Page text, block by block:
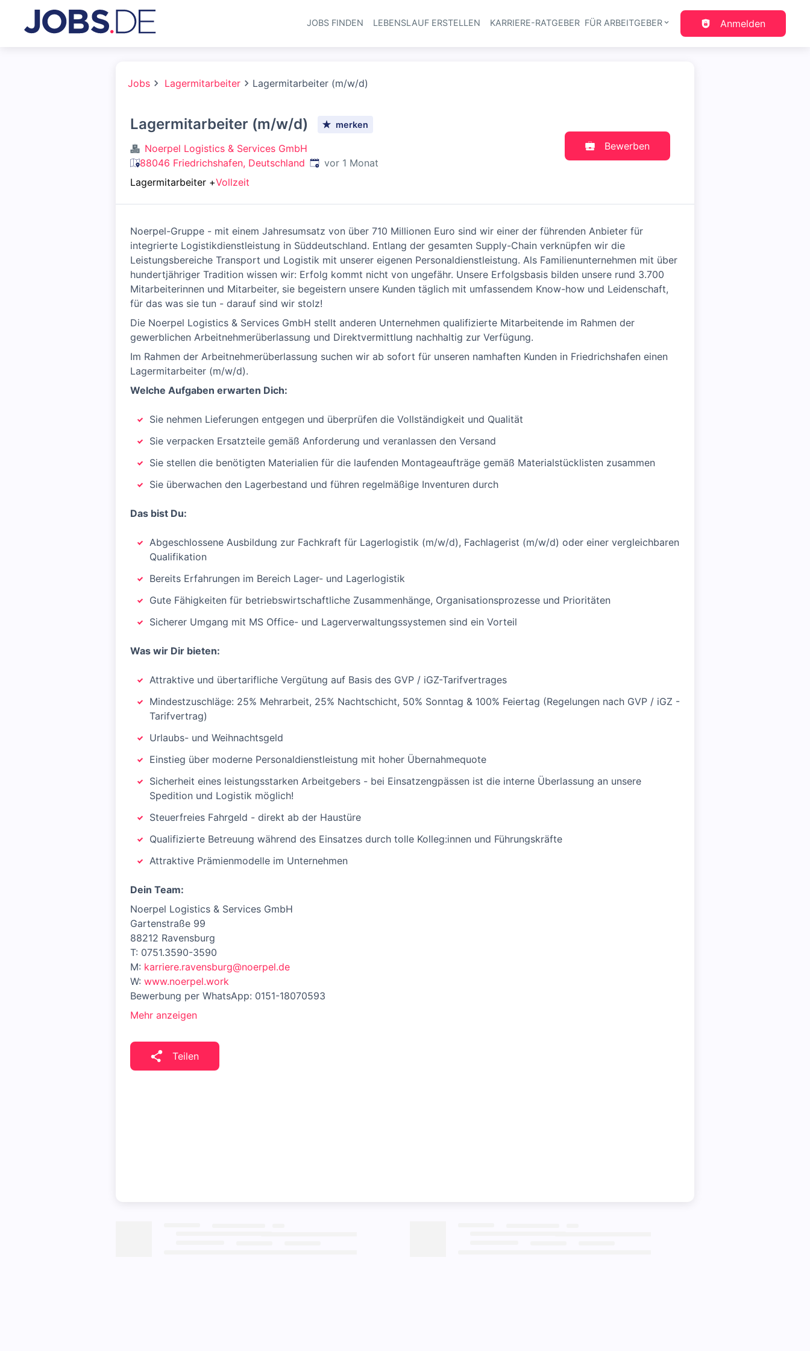
Haupt-Navigation
JOBS FINDEN LEBENSLAUF ERSTELLEN KARRIERE-RATGEBER FÜR ARBEITGEBER Anmelden
Jobs Lagermitarbeiter Lagermitarbeiter (m/w/d)
Lagermitarbeiter (m/w/d) merken
Noerpel Logistics & Services GmbH
88046 Friedrichshafen, Deutschland Veröffentlicht:
vor 1 Monat
Lagermitarbeiter +Vollzeit
Bewerben
Noerpel-Gruppe - mit einem Jahresumsatz von über 710 Millionen Euro sind wir einer der führenden Anbieter für
integrierte Logistikdienstleistung in Süddeutschland. Entlang der gesamten Supply-Chain verknüpfen wir die
Leistungsbereiche Transport und Logistik mit unserer eigenen Personaldienstleistung. Als Familienunternehmen mit über
hundertjähriger Tradition wissen wir: Erfolg kommt nicht von ungefähr. Unsere Erfolgsbasis bilden unsere rund 3.700
Mitarbeiterinnen und Mitarbeiter, sie begeistern unsere Kunden täglich mit umfassendem Know-how und Leidenschaft,
für das was sie tun - darauf sind wir stolz!
Die Noerpel Logistics & Services GmbH stellt anderen Unternehmen qualifizierte Mitarbeitende im Rahmen der
gewerblichen Arbeitnehmerüberlassung und Direktvermittlung nachhaltig zur Verfügung.
Im Rahmen der Arbeitnehmerüberlassung suchen wir ab sofort für unseren namhaften Kunden in Friedrichshafen einen
Lagermitarbeiter (m/w/d).
Welche Aufgaben erwarten Dich:
Sie nehmen Lieferungen entgegen und überprüfen die Vollständigkeit und Qualität
Sie verpacken Ersatzteile gemäß Anforderung und veranlassen den Versand
Sie stellen die benötigten Materialien für die laufenden Montageaufträge gemäß Materialstücklisten zusammen
Sie überwachen den Lagerbestand und führen regelmäßige Inventuren durch
Das bist Du:
Abgeschlossene Ausbildung zur Fachkraft für Lagerlogistik (m/w/d), Fachlagerist (m/w/d) oder einer vergleichbaren
Qualifikation
Bereits Erfahrungen im Bereich Lager- und Lagerlogistik
Gute Fähigkeiten für betriebswirtschaftliche Zusammenhänge, Organisationsprozesse und Prioritäten
Sicherer Umgang mit MS Office- und Lagerverwaltungssystemen sind ein Vorteil
Was wir Dir bieten:
Attraktive und übertarifliche Vergütung auf Basis des GVP / iGZ-Tarifvertrages
Mindestzuschläge: 25% Mehrarbeit, 25% Nachtschicht, 50% Sonntag & 100% Feiertag (Regelungen nach GVP / iGZ -
Tarifvertrag)
Urlaubs- und Weihnachtsgeld
Einstieg über moderne Personaldienstleistung mit hoher Übernahmequote
Sicherheit eines leistungsstarken Arbeitgebers - bei Einsatzengpässen ist die interne Überlassung an unsere
Spedition und Logistik möglich!
Steuerfreies Fahrgeld - direkt ab der Haustüre
Qualifizierte Betreuung während des Einsatzes durch tolle Kolleg:innen und Führungskräfte
Attraktive Prämienmodelle im Unternehmen
Dein Team:
Noerpel Logistics & Services GmbH
Gartenstraße 99
88212 Ravensburg
T: 0751.3590-3590
M: karriere.ravensburg@noerpel.de
W: www.noerpel.work
Bewerbung per WhatsApp: 0151-18070593
Mehr anzeigen
Teilen